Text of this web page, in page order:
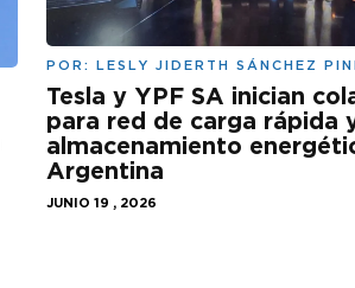
POR: LESLY JIDERTH SÁNCHEZ
Tesla y YPF SA inician
para red de carga rápida
almacenamiento
Argentina
JUNIO 19 , 2026